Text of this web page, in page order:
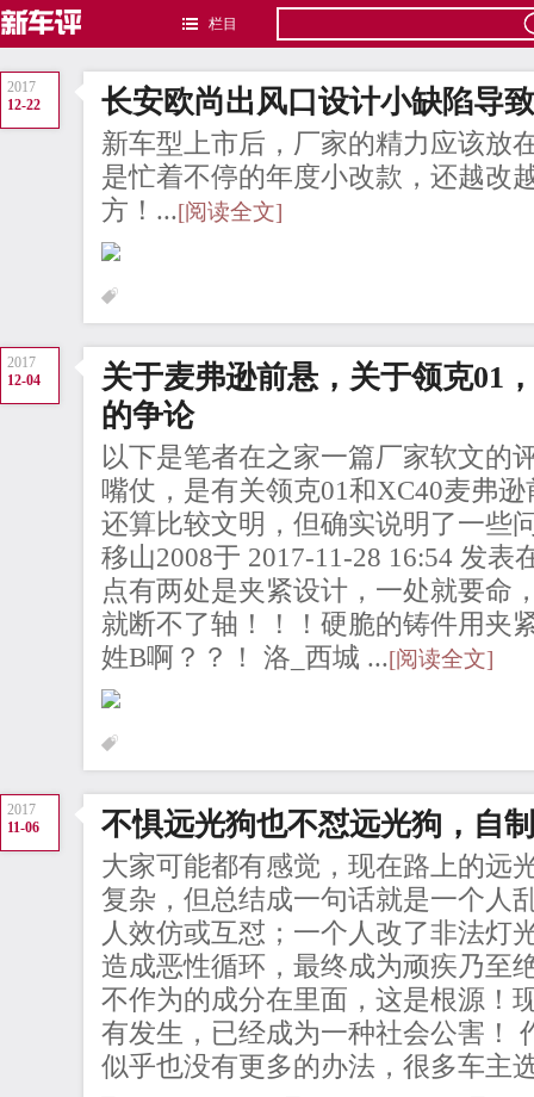
栏目
2017
12-22
长安欧尚出风口设计小缺陷导
新车型上市后，厂家的精力应该放
是忙着不停的年度小改款，还越改
方！...[阅读全文]
2017
12-04
关于麦弗逊前悬，关于领克01
的争论
以下是笔者在之家一篇厂家软文的
嘴仗，是有关领克01和XC40麦弗
还算比较文明，但确实说明了一些
移山2008于 2017-11-28 16:54 发表
点有两处是夹紧设计，一处就要命
就断不了轴！！！硬脆的铸件用夹
姓B啊？？！ 洛_西城 ...[阅读全文]
2017
11-06
不惧远光狗也不怼远光狗，自
大家可能都有感觉，现在路上的远
复杂，但总结成一句话就是一个人
人效仿或互怼；一个人改了非法灯
造成恶性循环，最终成为顽疾乃至
不作为的成分在里面，这是根源！
有发生，已经成为一种社会公害！
似乎也没有更多的办法，很多车主